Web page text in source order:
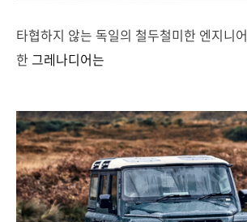
타협하지 않는 독일의 철두철미한 엔지니
한 그레나디어는